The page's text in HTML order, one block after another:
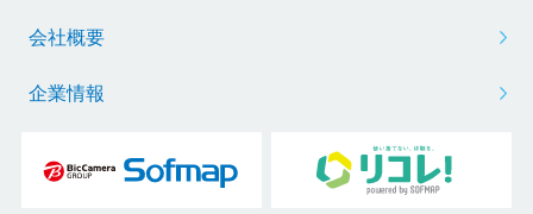
会社概要
企業情報